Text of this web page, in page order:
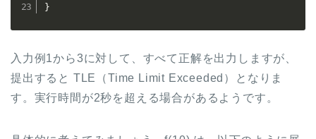
}
入力例1から3に対して、すべて正解を出力しますが、
提出すると TLE（Time Limit Exceeded）となりま
す。実行時間が2秒を超える場合があるようです。